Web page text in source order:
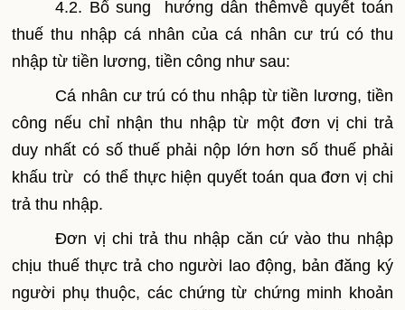
4.2. Bổ sung hướng dẫn thêmvề quyết toán
thuế thu nhập cá nhân của cá nhân cư trú có thu
nhập từ tiền lương, tiền công như sau:
Cá nhân cư trú có thu nhập từ tiền lương, tiền
công nếu chỉ nhận thu nhập từ một đơn vị chi trả
duy nhất có số thuế phải nộp lớn hơn số thuế phải
khấu trừ có thể thực hiện quyết toán qua đơn vị chi
trả thu nhập.
Đơn vị chi trả thu nhập căn cứ vào thu nhập
chịu thuế thực trả cho người lao động, bản đăng ký
người phụ thuộc, các chứng từ chứng minh khoản